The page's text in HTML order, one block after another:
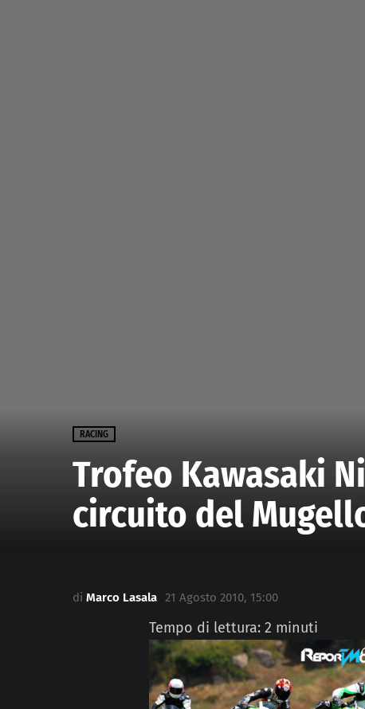
RACING
Trofeo Kawasaki
circuito del
di Marco Lasala 21 Agosto 2010, 15:00
Tempo di lettura: 2 minuti